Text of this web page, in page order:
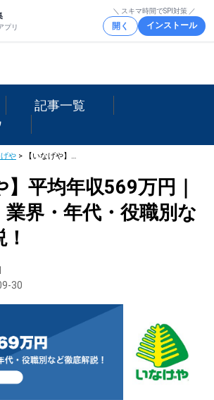
プリ
＼ スキマ時間でSPI対策 ／
開く インストール
記事一覧
や> 【いなげや】平均年収569万円｜年収推移・業界・年代・役職別など徹底解説！
】平均年収569万円｜
業界・年代・役職別な
30